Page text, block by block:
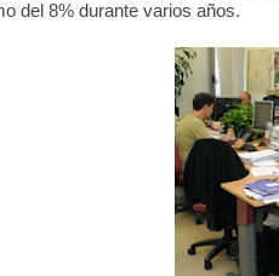
del 8% durante varios años.